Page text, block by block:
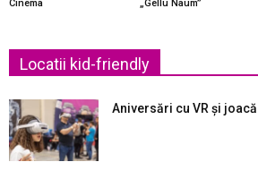
Cinema „Gellu Naum”
Locatii kid-friendly
Aniversări cu VR și